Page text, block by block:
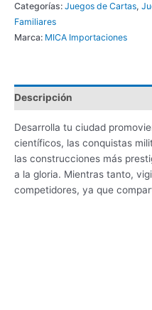
Categorías: Juegos de Cartas,
Familiares
Marca: MICA Importaciones
Descripción
Desarrolla tu ciudad
científicos, las conquistas
las construcciones más
a la gloria. Mientras tanto,
competidores, ya que